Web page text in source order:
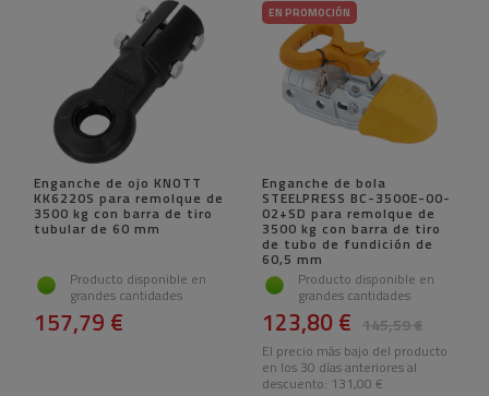
Enganche de ojo KNOTT
KK6220S para remolque de
3500 kg con barra de tiro
tubular de 60 mm
Producto disponible en
grandes cantidades
157,79 €
EN PROMOCIÓN
Enganche de bola
STEELPRESS BC-3500E-00-
02+SD para remolque de
3500 kg con barra de tiro
de tubo de fundición de
60,5 mm
Producto disponible en
grandes cantidades
145,59 €
123,80 €
El precio más bajo del producto
en los 30 días anteriores al
descuento: 131,00 €